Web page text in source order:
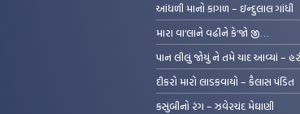
આંધળી માનો કાગળ – ઇન્દુલાલ ગાંધી
મારા વા’લાને વઢીને કે’જો જી…
પાન લીલું જોયું ને તમે યાદ આવ્યાં –
દીકરો મારો લાડકવાયો – કૈલાસ પંડિત
કસુંબીનો રંગ – ઝવેરચંદ મેઘાણી